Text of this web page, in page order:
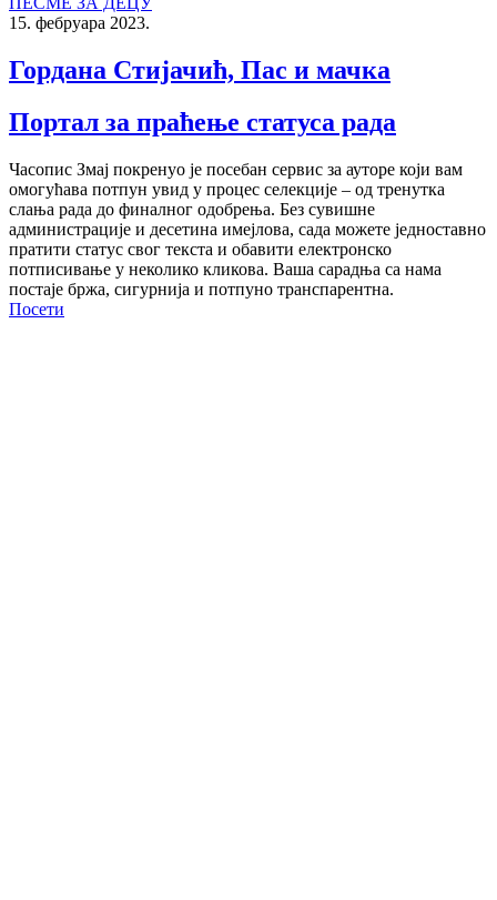
15. фебруара 2023.
Гордана Стијачић, Пас и мачка
Портал за праћење статуса рада
Часопис Змај покренуо је посебан сервис за ауторе који вам
омогућава потпун увид у процес селекције – од тренутка
слања рада до финалног одобрења. Без сувишне
администрације и десетина имејлова, сада можете једноставно
пратити статус свог текста и обавити електронско
потписивање у неколико кликова. Ваша сарадња са нама
постаје бржа, сигурнија и потпуно транспарентна.
Посети